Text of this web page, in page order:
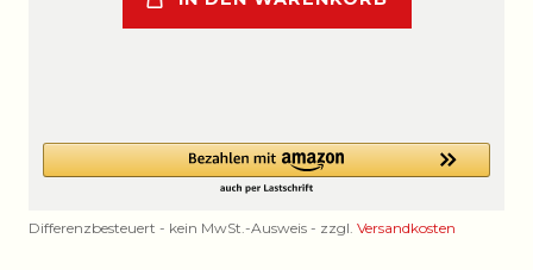
Differenzbesteuert - kein MwSt.-Ausweis - zzgl. Versandkosten